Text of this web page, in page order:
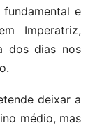
e
Imperatriz,
dos dias nos
deixar a
médio, mas